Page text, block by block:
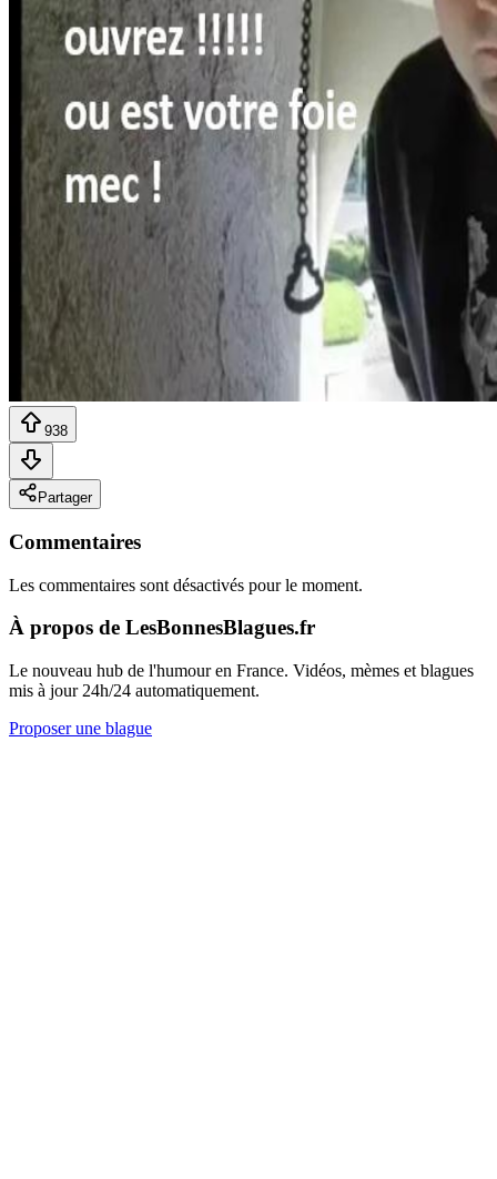
938
Partager
Commentaires
Les commentaires sont désactivés pour le moment.
À propos de LesBonnesBlagues.fr
Le nouveau hub de l'humour en France. Vidéos, mèmes et blagues
mis à jour 24h/24 automatiquement.
Proposer une blague